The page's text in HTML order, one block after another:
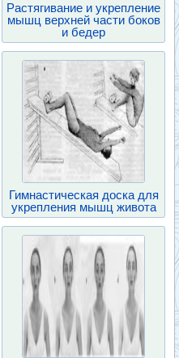
Растягивание и укрепление
мышц верхней части боков
и бедер
Гимнастическая доска для
укрепления мышц живота